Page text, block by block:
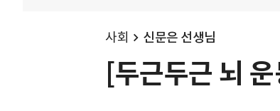
사회 신문은 선생님
[두근두근 뇌